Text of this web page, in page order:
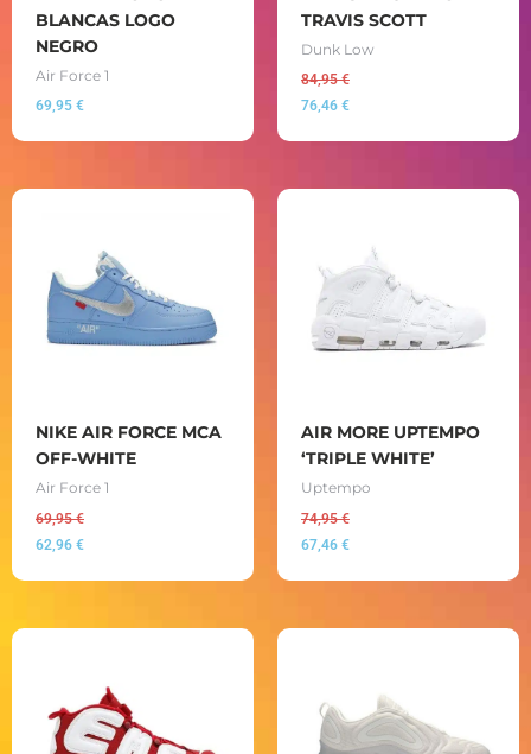
BLANCAS LOGO
NEGRO
Air Force 1
69,95 €
TRAVIS SCOTT
Dunk Low
84,95€
76,46 €
NIKE AIR FORCE MCA
OFF-WHITE
Air Force 1
69,95€
62,96 €
AIR MORE UPTEMPO
‘TRIPLE WHITE’
Uptempo
74,95€
67,46 €